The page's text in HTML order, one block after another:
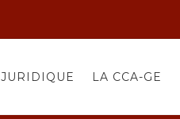
JURIDIQUE LA CCA-GE